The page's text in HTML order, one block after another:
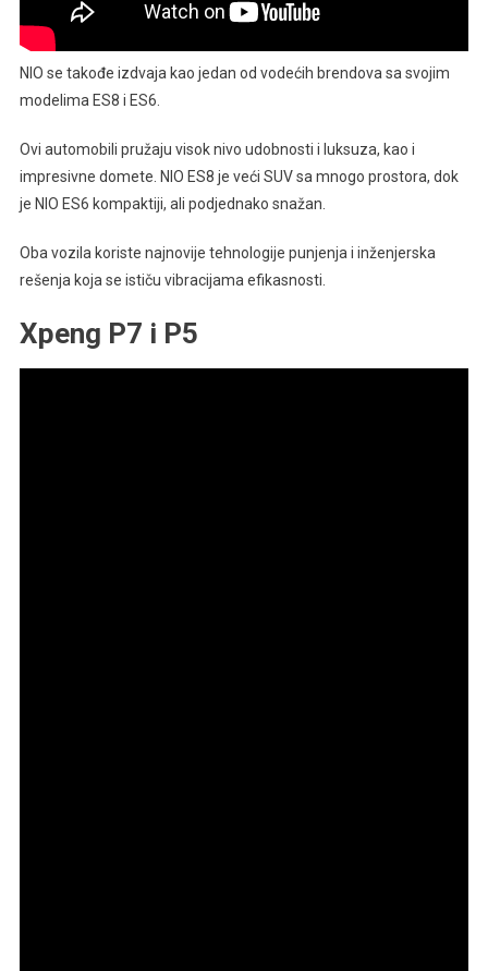
NIO se takođe izdvaja kao jedan od vodećih brendova sa svojim
modelima ES8 i ES6.
Ovi automobili pružaju visok nivo udobnosti i luksuza, kao i
impresivne domete. NIO ES8 je veći SUV sa mnogo prostora, dok
je NIO ES6 kompaktiji, ali podjednako snažan.
Oba vozila koriste najnovije tehnologije punjenja i inženjerska
rešenja koja se ističu vibracijama efikasnosti.
Xpeng P7 i P5